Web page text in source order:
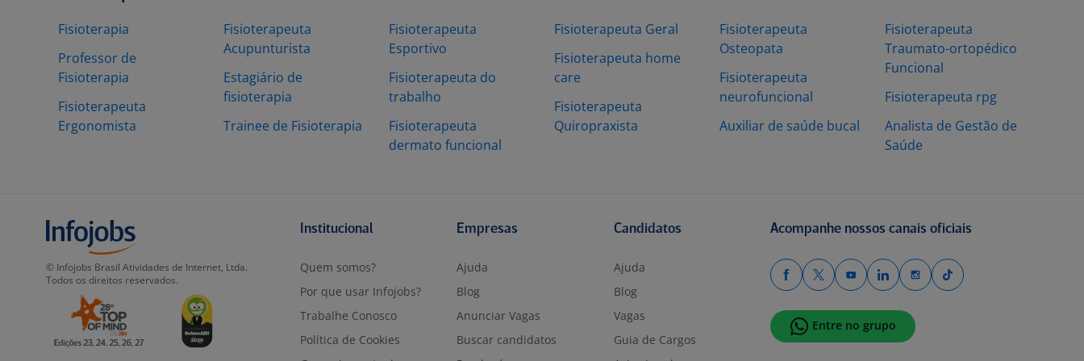
Fisioterapia
Professor de
Fisioterapia
Fisioterapeuta
Ergonomista
Fisioterapeuta
Acupunturista
Estagiário de
fisioterapia
Trainee de Fisioterapia
Fisioterapeuta
Esportivo
Fisioterapeuta do
trabalho
Fisioterapeuta
dermato funcional
Fisioterapeuta Geral
Fisioterapeuta home
care
Fisioterapeuta
Quiropraxista
Fisioterapeuta
Osteopata
Fisioterapeuta
neurofuncional
Auxiliar de saúde bucal
Fisioterapeuta
Traumato-ortopédico
Funcional
Fisioterapeuta rpg
Analista de Gestão de
Saúde
© Infojobs Brasil Atividades de Internet, Ltda.
Todos os direitos reservados.
Institucional
Quem somos?
Por que usar Infojobs?
Trabalhe Conosco
Política de Cookies
Empresas
Ajuda
Blog
Anunciar Vagas
Buscar candidatos
Candidatos
Ajuda
Blog
Vagas
Guia de Cargos
Acompanhe nossos canais oficiais
Entre no grupo